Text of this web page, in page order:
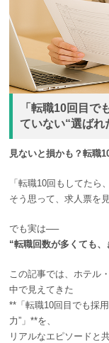
「転職10回目
ていない“選ばれ
見ないと損かも？転職
「転職10回もしてたら
そう思って、求人票を
でも実は──
“転職回数が多くても
この記事では、ホテル
中で見えてきた
**「転職10回目でも採
力”」**を、
リアルなエピソードと